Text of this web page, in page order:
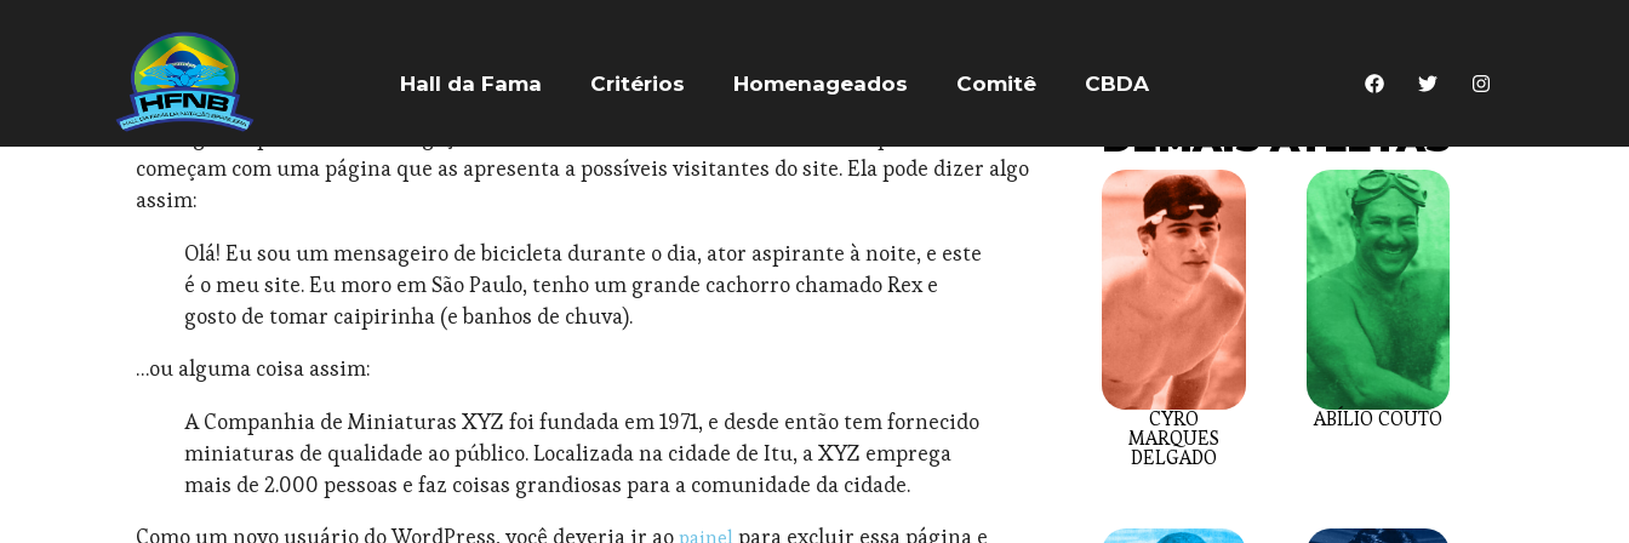
Hall da Fama Critérios Homenageados Comitê CBDA
Esta é uma página de exemplo. É diferente de um post no blog porque ela permanecerá em
um lugar e aparecerá na navegação do seu site na maioria dos temas. Muitas pessoas
começam com uma página que as apresenta a possíveis visitantes do site. Ela pode dizer algo
assim:
Olá! Eu sou um mensageiro de bicicleta durante o dia, ator aspirante à noite, e este
é o meu site. Eu moro em São Paulo, tenho um grande cachorro chamado Rex e
gosto de tomar caipirinha (e banhos de chuva).
…ou alguma coisa assim:
A Companhia de Miniaturas XYZ foi fundada em 1971, e desde então tem fornecido
miniaturas de qualidade ao público. Localizada na cidade de Itu, a XYZ emprega
mais de 2.000 pessoas e faz coisas grandiosas para a comunidade da cidade.
Como um novo usuário do WordPress, você deveria ir ao
para excluir essa página e
DEMAIS ATLETAS
CYRO
MARQUES
DELGADO
ABÍLIO COUTO